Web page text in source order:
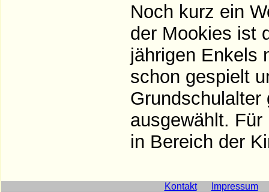
Noch kurz ein
der Mookies ist
jährigen Enkels
schon gespielt
ausgewählt.
in Bereich der
Kontakt Impressum